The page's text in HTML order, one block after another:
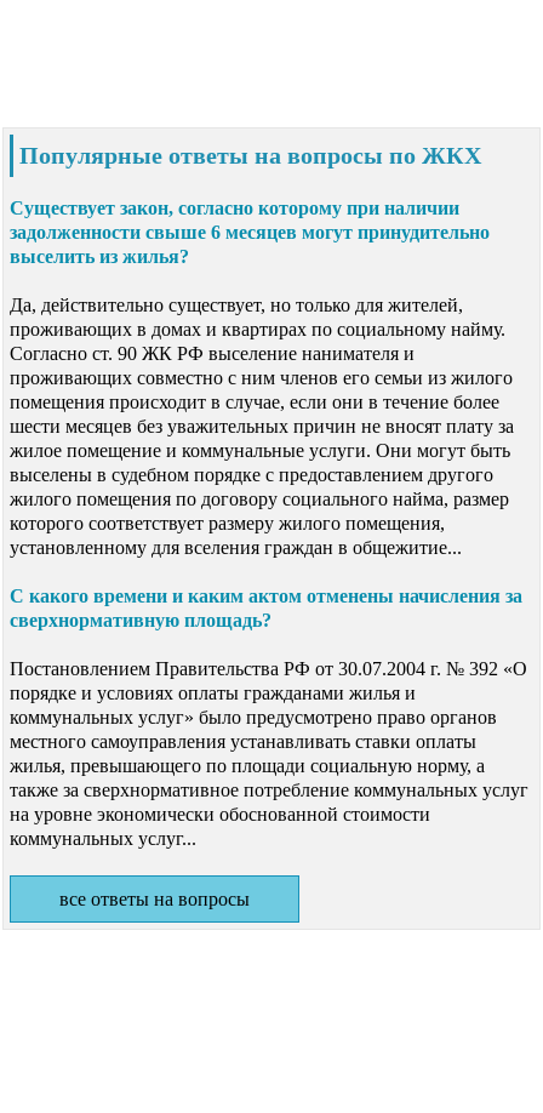
Популярные ответы на вопросы по ЖКХ
Существует закон, согласно которому при наличии
задолженности свыше 6 месяцев могут принудительно
выселить из жилья?
Да, действительно существует, но только для жителей,
проживающих в домах и квартирах по социальному найму.
Согласно ст. 90 ЖК РФ выселение нанимателя и
проживающих совместно с ним членов его семьи из жилого
помещения происходит в случае, если они в течение более
шести месяцев без уважительных причин не вносят плату за
жилое помещение и коммунальные услуги. Они могут быть
выселены в судебном порядке с предоставлением другого
жилого помещения по договору социального найма, размер
которого соответствует размеру жилого помещения,
установленному для вселения граждан в общежитие...
С какого времени и каким актом отменены начисления за
сверхнормативную площадь?
Постановлением Правительства РФ от 30.07.2004 г. № 392 «О
порядке и условиях оплаты гражданами жилья и
коммунальных услуг» было предусмотрено право органов
местного самоуправления устанавливать ставки оплаты
жилья, превышающего по площади социальную норму, а
также за сверхнормативное потребление коммунальных услуг
на уровне экономически обоснованной стоимости
коммунальных услуг...
все ответы на вопросы